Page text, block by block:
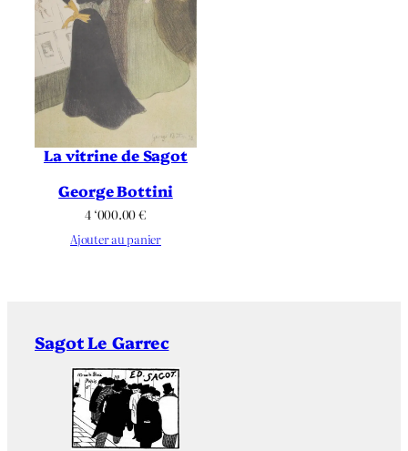
La vitrine de Sagot
George Bottini
4 ‘000.00€
Ajouter au panier
Sagot Le Garrec